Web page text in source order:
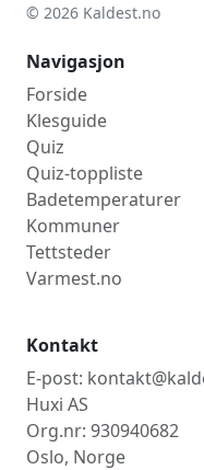
© 2026 Kaldest.no
Navigasjon
Forside
Klesguide
Quiz
Quiz-toppliste
Badetemperaturer
Kommuner
Tettsteder
Varmest.no
Kontakt
E-post:
Huxi AS
Org.nr: 930940682
Oslo, Norge